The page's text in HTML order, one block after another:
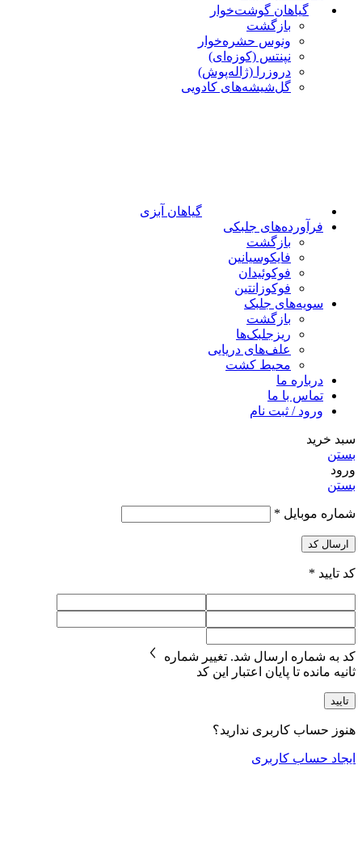
گیاهان گوشت‌خوار
بازگشت
ونوس حشره‌خوار
نپنتس (کوزه‌ای)
دروزرا (ژاله‌پوش)
گل‌شیشه‌های کادویی
گیاهان آبزی
فرآورده‌های جلبکی
بازگشت
فایکوسیانین
فوکوئیدان
فوکوزانتین
سویه‌های جلبک
بازگشت
ریزجلبک‌ها
علف‌های دریایی
محیط کشت
درباره ما
تماس با ما
ورود / ثبت نام
سبد خرید
بستن
ورود
بستن
شماره موبایل *
ارسال کد
کد تایید *
کد به شماره ارسال شد. تغییر شماره
ثانیه مانده تا پایان اعتبار این کد
تایید
هنوز حساب کاربری ندارید؟
ایجاد حساب کاربری